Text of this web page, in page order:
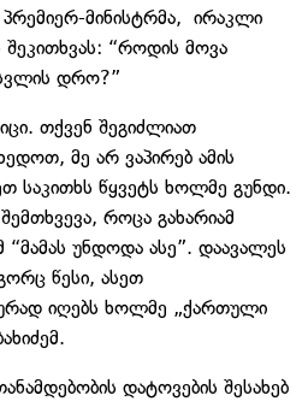
პრემიერ-მინისტრმა, ირაკლი
“როდის მოვა
დრო?”
თქვენ შეგიძლიათ
მე არ ვაპირებ ამის
საკითხს წყვეტს ხოლმე გუნდი.
როცა გახარიამ
“მამას უნდოდა ასე”. დაავალეს
წესი, ასეთ
იღებს ხოლმე „ქართული
დატოვების შესახებ